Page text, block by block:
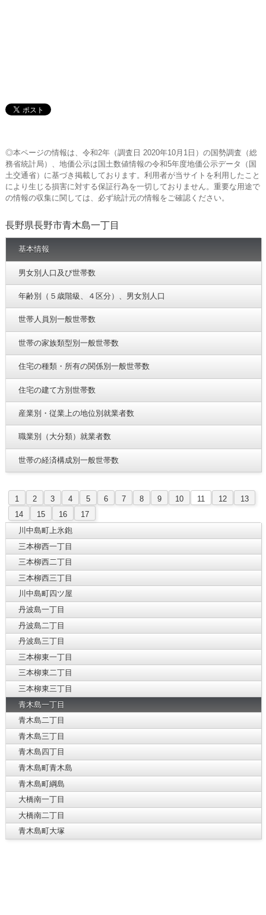
◎本ページの情報は、令和2年（調査日 2020年10月1日）の国勢調査（総
務省統計局）、地価公示は国土数値情報の令和5年度地価公示データ（国
土交通省）に基づき掲載しております。利用者が当サイトを利用したこと
により生じる損害に対する保証行為を一切しておりません。重要な用途で
の情報の収集に関しては、必ず統計元の情報をご確認ください。
長野県長野市青木島一丁目
基本情報
男女別人口及び世帯数
年齢別（５歳階級、４区分）、男女別人口
世帯人員別一般世帯数
世帯の家族類型別一般世帯数
住宅の種類・所有の関係別一般世帯数
住宅の建て方別世帯数
産業別・従業上の地位別就業者数
職業別（大分類）就業者数
世帯の経済構成別一般世帯数
1 2 3 4 5 6 7 8 9 10 11 12
13
14
15 16
17
川中島町上氷鉋
三本柳西一丁目
三本柳西二丁目
三本柳西三丁目
川中島町四ツ屋
丹波島一丁目
丹波島二丁目
丹波島三丁目
三本柳東一丁目
三本柳東二丁目
三本柳東三丁目
青木島一丁目
青木島二丁目
青木島三丁目
青木島四丁目
青木島町青木島
青木島町綱島
大橋南一丁目
大橋南二丁目
青木島町大塚